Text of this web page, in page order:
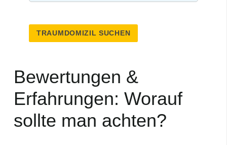
TRAUMDOMIZIL SUCHEN
Bewertungen &
Erfahrungen: Worauf
sollte man achten?